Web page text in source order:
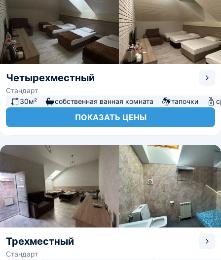
Четырехместный
Стандарт
30м²
собственная ванная комната тапочки
ПОКАЗАТЬ ЦЕНЫ
Трехместный
Стандарт